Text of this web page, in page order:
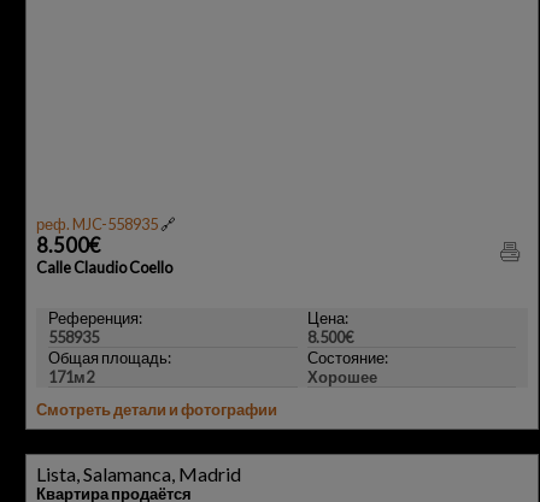
реф. MJC-558935🔗
8.500€
Calle Claudio Coello
Референция:
558935
Цена:
8.500€
Общая площадь:
171м2
Состояние:
Хорошее
Смотреть детали и фотографии
Lista, Salamanca, Madrid
Квартира продаётся